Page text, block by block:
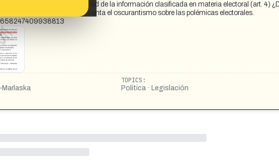
es la que manejará la seguridad de la información clasificada en materia electoral (art. 4)
Esto es gravísimo y aumenta el oscurantismo sobre las polémicas electorales.
Marlaska
TOPICS:
Política · Legislación